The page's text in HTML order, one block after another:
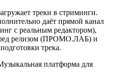
треки в стриминги.
даёт прямой канал
с реальным редактором),
релизом (ПРОМО.ЛАБ) и
трека.
платформа для